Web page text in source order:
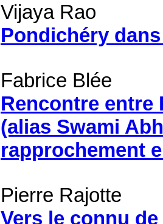
Vijaya Rao
Pondichéry
Fabrice Blée
Rencontre entre
(alias Swami
rapprochement
Pierre Rajotte
Vers le connu